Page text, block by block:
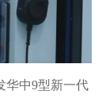
华中9型新一代